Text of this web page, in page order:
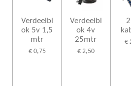
Verdeelbl
ok 5v 1,5
mtr
€ 0,75
Verdeelbl
ok 4v
25mtr
€ 2,50
€